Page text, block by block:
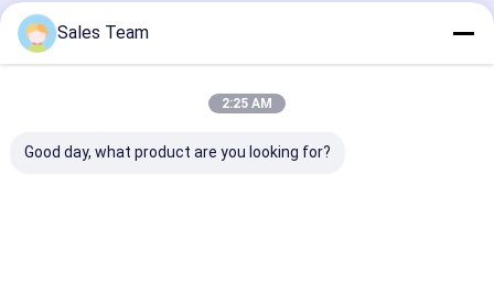
Prodotti Raccomandati
Sales Team
2:25 AM
Good day, what product are you looking for?